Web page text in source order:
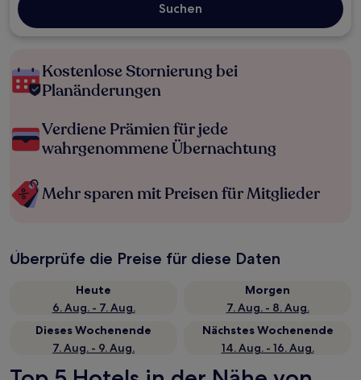
Suchen
Kostenlose Stornierung bei
Planänderungen
Verdiene Prämien für jede
wahrgenommene Übernachtung
Mehr sparen mit Preisen für Mitglieder
Überprüfe die Preise für diese Daten
Heute
6. Aug. - 7. Aug.
Morgen
7. Aug. - 8. Aug.
Dieses Wochenende
7. Aug. - 9. Aug.
Nächstes Wochenende
14. Aug. - 16. Aug.